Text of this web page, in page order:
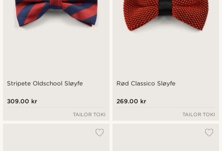
Stripete Oldschool Sløyfe
309.00 kr
TAILOR TOKI
Rød Classico Sløyfe
269.00 kr
TAILOR TOKI